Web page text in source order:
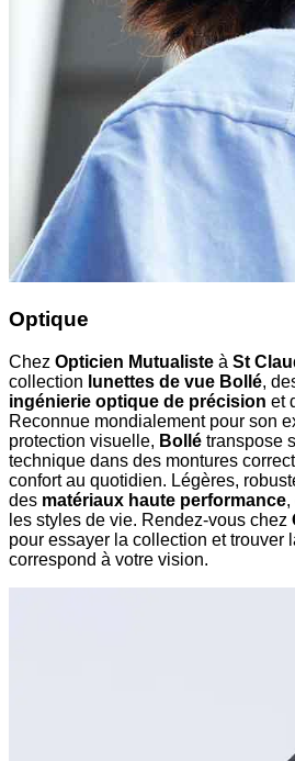
Optique
Chez Opticien Mutualiste à St
collection lunettes de vue Bollé,
ingénierie optique de précision et
Reconnue mondialement pour son
protection visuelle, Bollé transpose
technique dans des montures
confort au quotidien. Légères,
des matériaux haute performance,
les styles de vie. Rendez-vous chez
pour essayer la collection et trouver
correspond à votre vision.